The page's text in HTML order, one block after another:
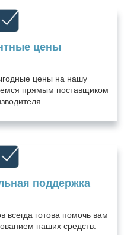
цены
цены на нашу
прямым поставщиком
поддержка
всегда готова помочь вам
наших средств.